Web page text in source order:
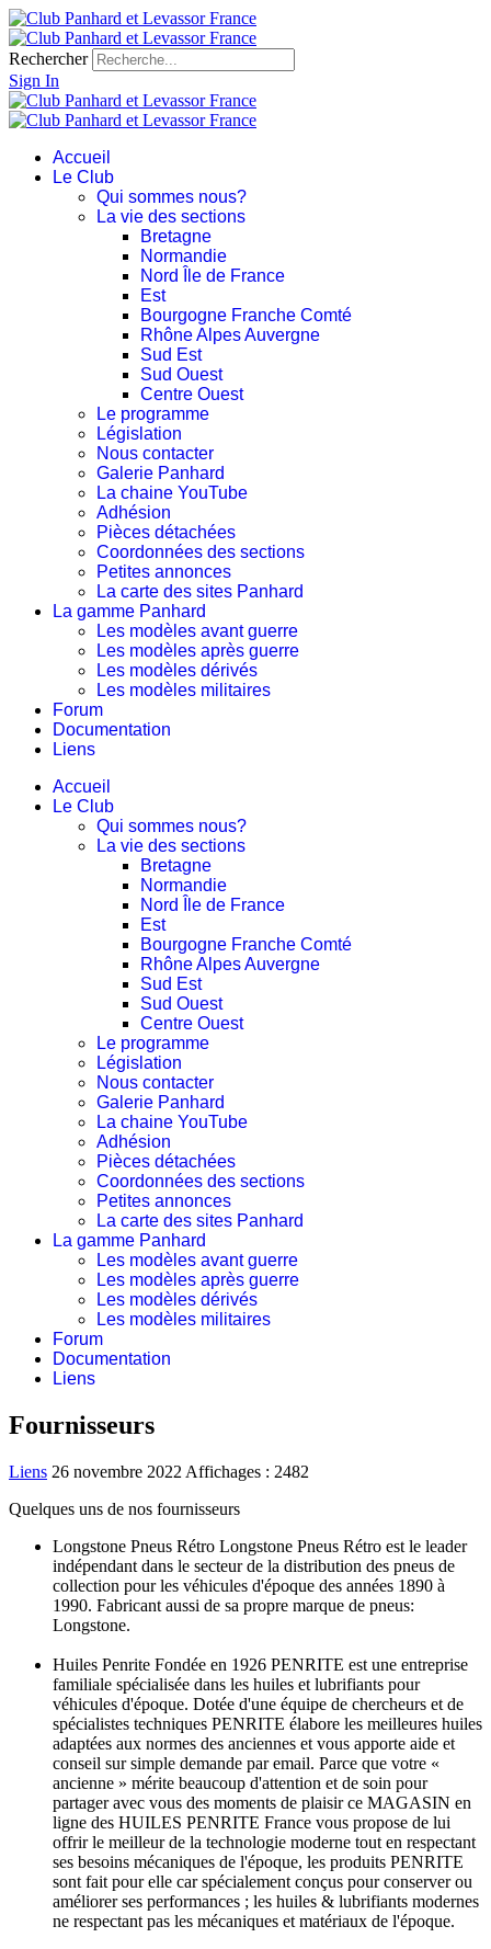
Rechercher
Sign In
Accueil
Le Club
Qui sommes nous?
La vie des sections
Bretagne
Normandie
Nord Île de France
Est
Bourgogne Franche Comté
Rhône Alpes Auvergne
Sud Est
Sud Ouest
Centre Ouest
Le programme
Législation
Nous contacter
Galerie Panhard
La chaine YouTube
Adhésion
Pièces détachées
Coordonnées des sections
Petites annonces
La carte des sites Panhard
La gamme Panhard
Les modèles avant guerre
Les modèles après guerre
Les modèles dérivés
Les modèles militaires
Forum
Documentation
Liens
Accueil
Le Club
Qui sommes nous?
La vie des sections
Bretagne
Normandie
Nord Île de France
Est
Bourgogne Franche Comté
Rhône Alpes Auvergne
Sud Est
Sud Ouest
Centre Ouest
Le programme
Législation
Nous contacter
Galerie Panhard
La chaine YouTube
Adhésion
Pièces détachées
Coordonnées des sections
Petites annonces
La carte des sites Panhard
La gamme Panhard
Les modèles avant guerre
Les modèles après guerre
Les modèles dérivés
Les modèles militaires
Forum
Documentation
Liens
Fournisseurs
Liens 26 novembre 2022 Affichages : 2482
Quelques uns de nos fournisseurs
Longstone Pneus Rétro Longstone Pneus Rétro est le leader
indépendant dans le secteur de la distribution des pneus de
collection pour les véhicules d'époque des années 1890 à
1990. Fabricant aussi de sa propre marque de pneus:
Longstone.
Huiles Penrite Fondée en 1926 PENRITE est une entreprise
familiale spécialisée dans les huiles et lubrifiants pour
véhicules d'époque. Dotée d'une équipe de chercheurs et de
spécialistes techniques PENRITE élabore les meilleures huiles
adaptées aux normes des anciennes et vous apporte aide et
conseil sur simple demande par email. Parce que votre «
ancienne » mérite beaucoup d'attention et de soin pour
partager avec vous des moments de plaisir ce MAGASIN en
ligne des HUILES PENRITE France vous propose de lui
offrir le meilleur de la technologie moderne tout en respectant
ses besoins mécaniques de l'époque, les produits PENRITE
sont fait pour elle car spécialement conçus pour conserver ou
améliorer ses performances ; les huiles & lubrifiants modernes
ne respectant pas les mécaniques et matériaux de l'époque.